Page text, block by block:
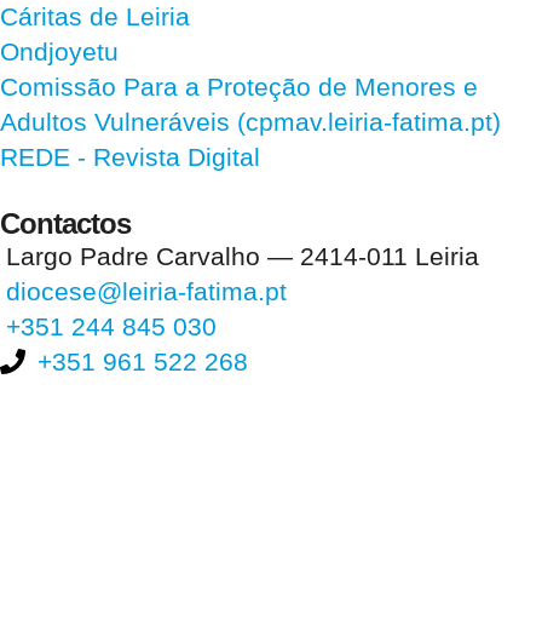
Cáritas de Leiria
Ondjoyetu
Comissão Para a Proteção de Menores e
Adultos Vulneráveis (cpmav.leiria-fatima.pt)
REDE - Revista Digital
Contactos
Largo Padre Carvalho — 2414-011 Leiria
diocese@leiria-fatima.pt
+351 244 845 030
+351 961 522 268